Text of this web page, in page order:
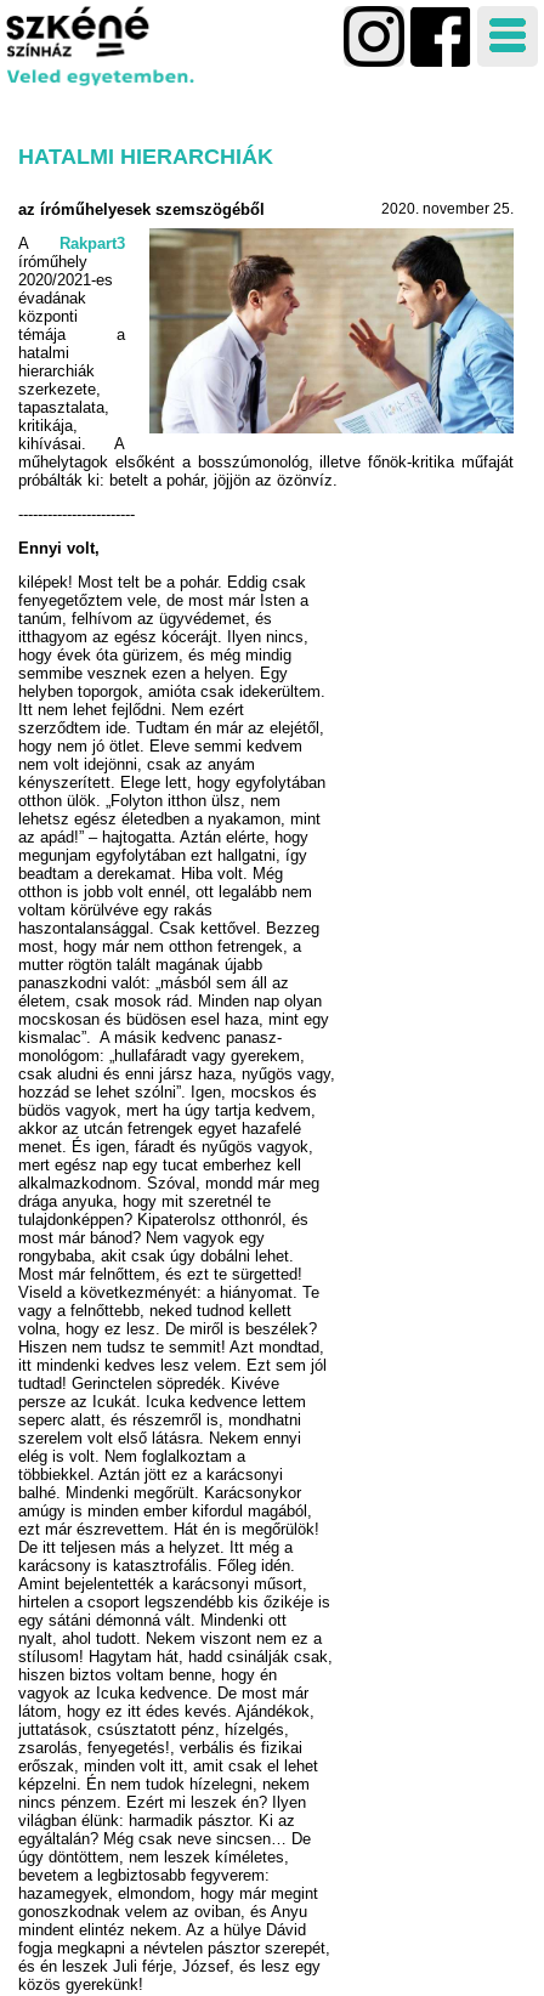
HATALMI HIERARCHIÁK
2020. november 25.
az íróműhelyesek szemszögéből
A
Rakpart3
íróműhely
2020/2021-es
évadának
központi
témája a
hatalmi
hierarchiák
szerkezete,
tapasztalata,
kritikája,
kihívásai. A
műhelytagok elsőként a bosszúmonológ, illetve főnök-kritika műfaját
próbálták ki: betelt a pohár, jöjjön az özönvíz.
------------------------
Ennyi volt,
kilépek! Most telt be a pohár. Eddig csak
fenyegetőztem vele, de most már Isten a
tanúm, felhívom az ügyvédemet, és
itthagyom az egész kócerájt. Ilyen nincs,
hogy évek óta gürizem, és még mindig
semmibe vesznek ezen a helyen. Egy
helyben toporgok, amióta csak idekerültem.
Itt nem lehet fejlődni. Nem ezért
szerződtem ide. Tudtam én már az elejétől,
hogy nem jó ötlet. Eleve semmi kedvem
nem volt idejönni, csak az anyám
kényszerített. Elege lett, hogy egyfolytában
otthon ülök. „Folyton itthon ülsz, nem
lehetsz egész életedben a nyakamon, mint
az apád!” – hajtogatta. Aztán elérte, hogy
megunjam egyfolytában ezt hallgatni, így
beadtam a derekamat. Hiba volt. Még
otthon is jobb volt ennél, ott legalább nem
voltam körülvéve egy rakás
haszontalansággal. Csak kettővel. Bezzeg
most, hogy már nem otthon fetrengek, a
mutter rögtön talált magának újabb
panaszkodni valót: „másból sem áll az
életem, csak mosok rád. Minden nap olyan
mocskosan és büdösen esel haza, mint egy
kismalac”. A másik kedvenc panasz-
monológom: „hullafáradt vagy gyerekem,
csak aludni és enni jársz haza, nyűgös vagy,
hozzád se lehet szólni”. Igen, mocskos és
büdös vagyok, mert ha úgy tartja kedvem,
akkor az utcán fetrengek egyet hazafelé
menet. És igen, fáradt és nyűgös vagyok,
mert egész nap egy tucat emberhez kell
alkalmazkodnom. Szóval, mondd már meg
drága anyuka, hogy mit szeretnél te
tulajdonképpen? Kipaterolsz otthonról, és
most már bánod? Nem vagyok egy
rongybaba, akit csak úgy dobálni lehet.
Most már felnőttem, és ezt te sürgetted!
Viseld a következményét: a hiányomat. Te
vagy a felnőttebb, neked tudnod kellett
volna, hogy ez lesz. De miről is beszélek?
Hiszen nem tudsz te semmit! Azt mondtad,
itt mindenki kedves lesz velem. Ezt sem jól
tudtad! Gerinctelen söpredék. Kivéve
persze az Icukát. Icuka kedvence lettem
seperc alatt, és részemről is, mondhatni
szerelem volt első látásra. Nekem ennyi
elég is volt. Nem foglalkoztam a
többiekkel. Aztán jött ez a karácsonyi
balhé. Mindenki megőrült. Karácsonykor
amúgy is minden ember kifordul magából,
ezt már észrevettem. Hát én is megőrülök!
De itt teljesen más a helyzet. Itt még a
karácsony is katasztrofális. Főleg idén.
Amint bejelentették a karácsonyi műsort,
hirtelen a csoport legszendébb kis őzikéje is
egy sátáni démonná vált. Mindenki ott
nyalt, ahol tudott. Nekem viszont nem ez a
stílusom! Hagytam hát, hadd csinálják csak,
hiszen biztos voltam benne, hogy én
vagyok az Icuka kedvence. De most már
látom, hogy ez itt édes kevés. Ajándékok,
juttatások, csúsztatott pénz, hízelgés,
zsarolás, fenyegetés!, verbális és fizikai
erőszak, minden volt itt, amit csak el lehet
képzelni. Én nem tudok hízelegni, nekem
nincs pénzem. Ezért mi leszek én? Ilyen
világban élünk: harmadik pásztor. Ki az
egyáltalán? Még csak neve sincsen… De
úgy döntöttem, nem leszek kíméletes,
bevetem a legbiztosabb fegyverem:
hazamegyek, elmondom, hogy már megint
gonoszkodnak velem az oviban, és Anyu
mindent elintéz nekem. Az a hülye Dávid
fogja megkapni a névtelen pásztor szerepét,
és én leszek Juli férje, József, és lesz egy
közös gyerekünk!